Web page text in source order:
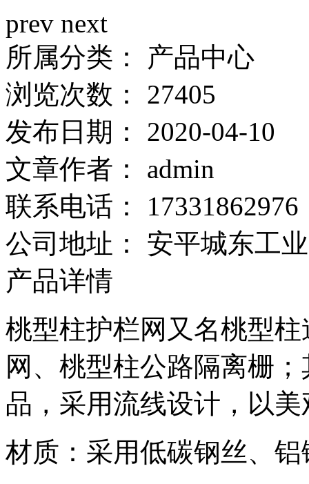
prev next
所属分类：
产品中心
浏览次数：
27405
发布日期：
2020-04-10
文章作者：
admin
联系电话：
17331862976
公司地址：
安平城东工
产品详情
桃型柱护栏网又名桃型
网、桃型柱公路隔离栅
品，采用流线设计，以
材质：采用低碳钢丝、